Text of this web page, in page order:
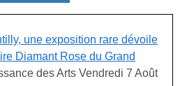
une exposition rare dévoile
Diamant Rose du Grand
des Arts Vendredi 7 Août